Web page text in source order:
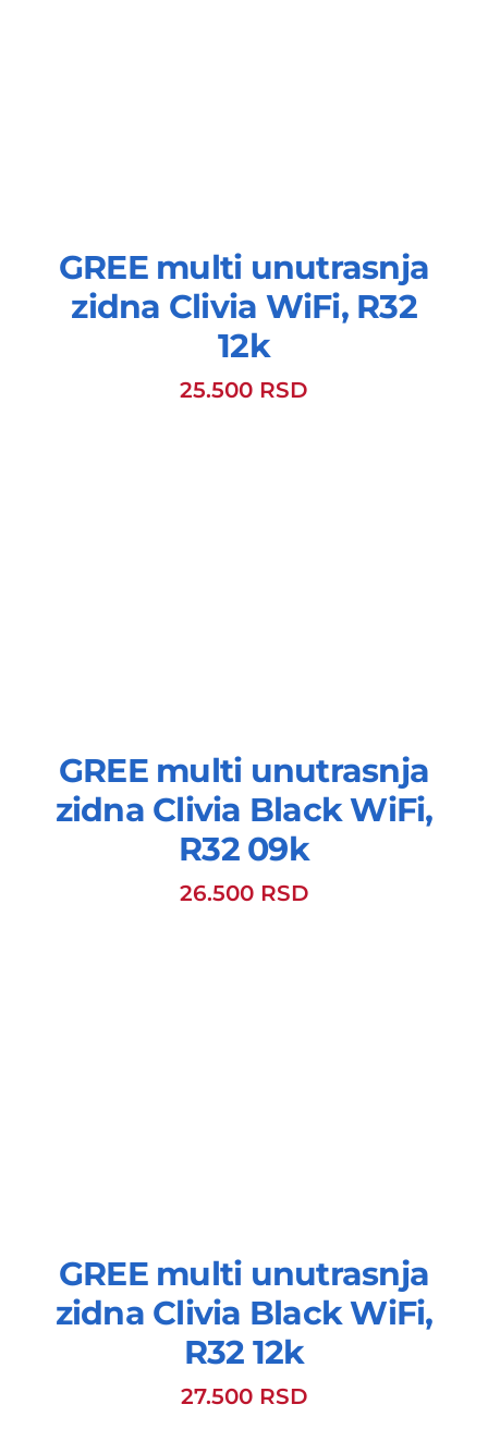
GREE multi unutrasnja
zidna Clivia WiFi, R32
12k
25.500 RSD
GREE multi unutrasnja
zidna Clivia Black WiFi,
R32 09k
26.500 RSD
GREE multi unutrasnja
zidna Clivia Black WiFi,
R32 12k
27.500 RSD